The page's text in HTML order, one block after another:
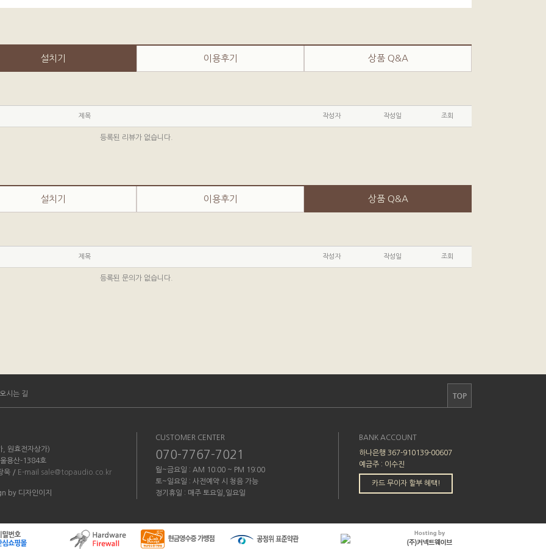
설치기 이용후기 상품 Q&A
제목 작성자 작성일 조회
등록된 리뷰가 없습니다.
설치기 이용후기 상품 Q&A
제목 작성자 작성일 조회
등록된 문의가 없습니다.
시는 길
원효전자상가)
용산-1384호
욱 / E-mail sale@topaudio.co.kr
by 디자인이지
CUSTOMER CENTER
070-7767-7021
월~금요일 : AM 10:00 ~ PM 19:00
토~일요일 : 사전예약 시 청음 가능
정기휴일 : 매주 토요일,일요일
BANK ACCOUNT
하나은행 367-910139-00607
예금주 : 이수진
카드 무이자 할부 혜택!